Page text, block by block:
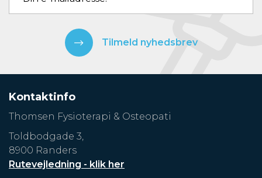
Tilmeld nyhedsbrev
Kontaktinfo
Thomsen Fysioterapi & Osteopati
Toldbodgade 3,
8900 Randers
Rutevejledning - klik her